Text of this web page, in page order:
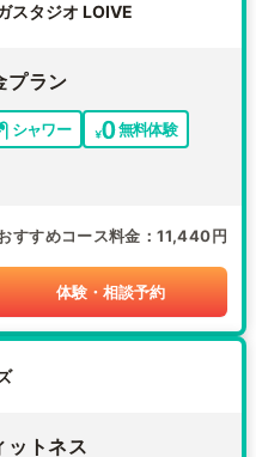
スタジオ LOIVE
プラン
シャワー
無料体験
すすめコース料金 11,440円
体験・相談予約
ットネス